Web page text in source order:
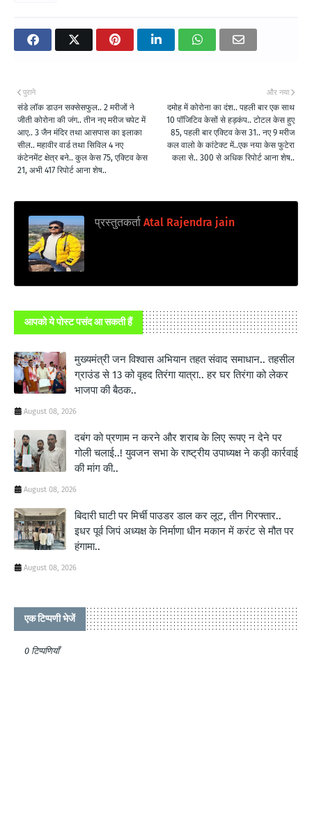
और नया
दमोह में कोरोना का दंश.. पहली बार एक साथ
10 पॉजिटिव केसों से हड़कंप.. टोटल केस हुए
85, पहली बार एक्टिव केस 31.. नए 9 मरीज
कल वालो के कांटेक्ट में..एक नया केस फुटेरा
कला से.. 300 से अधिक रिपोर्ट आना शेष..
पुराने
संडे लॉक डाउन सक्सेसफुल.. 2 मरीजों ने
जीती कोरोना की जंग.. तीन नए मरीज चपेट में
आए.. 3 जैन मंदिर तथा आसपास का इलाका
सील.. महावीर वार्ड तथा सिविल 4 नए
कंटेनमेंट क्षेत्र बने.. कुल केस 75, एक्टिव केस
21, अभी 417 रिपोर्ट आना शेष..
प्रस्तुतकर्ता Atal Rajendra jain
आपको ये पोस्ट पसंद आ सकती हैं
मुख्यमंत्री जन विश्वास अभियान तहत संवाद समाधान.. तहसील
ग्राउंड से 13 को वृहद तिरंगा यात्रा.. हर घर तिरंगा को लेकर
भाजपा की बैठक..
August 08, 2026
दबंग को प्रणाम न करने और शराब के लिए रूपए न देने पर
गोली चलाई..! युवजन सभा के राष्ट्रीय उपाध्यक्ष ने कड़ी कार्रवाई
की मांग की..
August 08, 2026
बिदारी घाटी पर मिर्ची पाउडर डाल कर लूट, तीन गिरफ्तार..
इधर पूर्व जिपं अध्यक्ष के निर्माणा धीन मकान में करंट से मौत पर
हंगामा..
August 08, 2026
एक टिप्पणी भेजें
0 टिप्पणियाँ